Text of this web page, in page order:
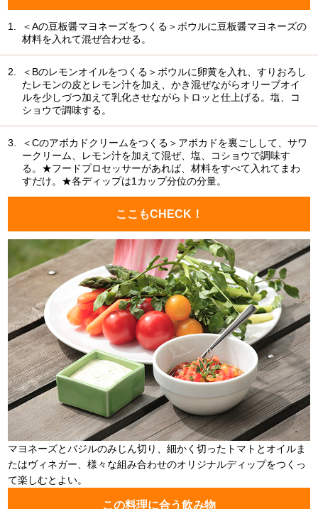
1.
＜Aの豆板醤マヨネーズをつくる＞ボウルに豆板醤マヨネーズの
材料を入れて混ぜ合わせる。
2.
＜Bのレモンオイルをつくる＞ボウルに卵黄を入れ、すりおろし
たレモンの皮とレモン汁を加え、かき混ぜながらオリーブオイ
ルを少しづつ加えて乳化させながらトロッと仕上げる。塩、コ
ショウで調味する。
3.
＜Cのアボカドクリームをつくる＞アボカドを裏ごしして、サワ
ークリーム、レモン汁を加えて混ぜ、塩、コショウで調味す
る。★フードプロセッサーがあれば、材料をすべて入れてまわ
すだけ。★各ディップは1カップ分位の分量。
ここもCHECK！
マヨネーズとバジルのみじん切り、細かく切ったトマトとオイルま
たはヴィネガー、様々な組み合わせのオリジナルディップをつくっ
て楽しむとよい。
この料理に合う飲み物